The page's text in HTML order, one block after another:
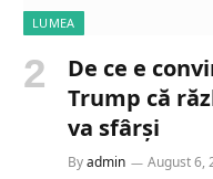
LUMEA
De ce e
Trump că
va sfârși
Byadmin August 6,